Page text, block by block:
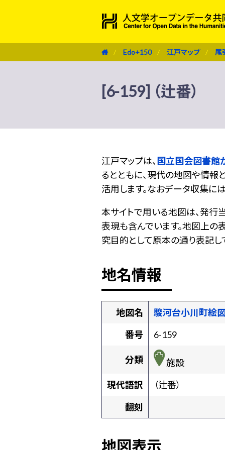
Edo+150 江戸マップ 尾
[6-159] （辻番）
江戸マップは、 国立国会図書館
るとともに、現代の地図や情報
活用します。なおデータ収集に
本サイトで用いる地図は、発行
表現も含んでいます。地図上の
究目的として原本の通り表記し
地名情報
地図名
駿河台小川町絵
番号
6-159
分類
施設
現代語訳
（辻番）
翻刻
地図表示